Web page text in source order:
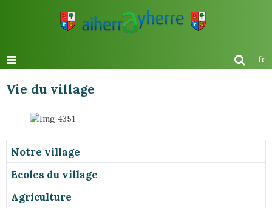
fr
Vie du village
Notre village
Ecoles du village
Agriculture